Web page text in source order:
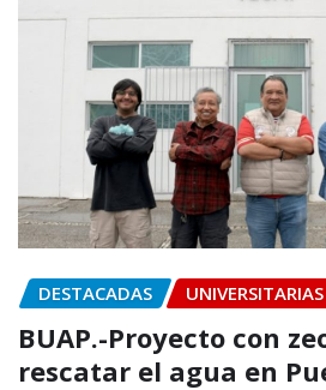
DESTACADAS UNIVERSITARIAS
BUAP.-Proyecto con
rescatar el agua en